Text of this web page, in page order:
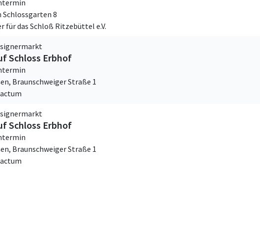
Schlossgarten 8
für das Schloß Ritzebüttel e.V.
Schloss Erbhof
Braunschweiger Straße 1
Schloss Erbhof
Braunschweiger Straße 1